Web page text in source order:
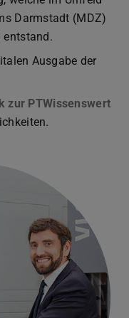
Darmstadt (MDZ)
entstand.
Ausgabe der
zur PTWissenswert